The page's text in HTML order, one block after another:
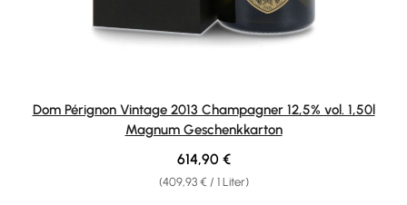
Dom Pérignon Vintage 2013 Champagner 12,5% vol. 1,50l
Magnum Geschenkkarton
(409,93 € / 1 Liter)
Regulärer Preis:
614,90 €